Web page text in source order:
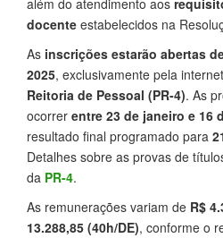
além do atendimento aos
docente estabelecidos na
As inscrições estarão abertas
2025, exclusivamente pela
Reitoria de Pessoal (PR-4). As
ocorrer entre 23 de janeiro e 16
resultado final programado para
Detalhes sobre as provas de
da PR-4.
As remunerações variam de R$
13.288,85 (40h/DE), conforme o